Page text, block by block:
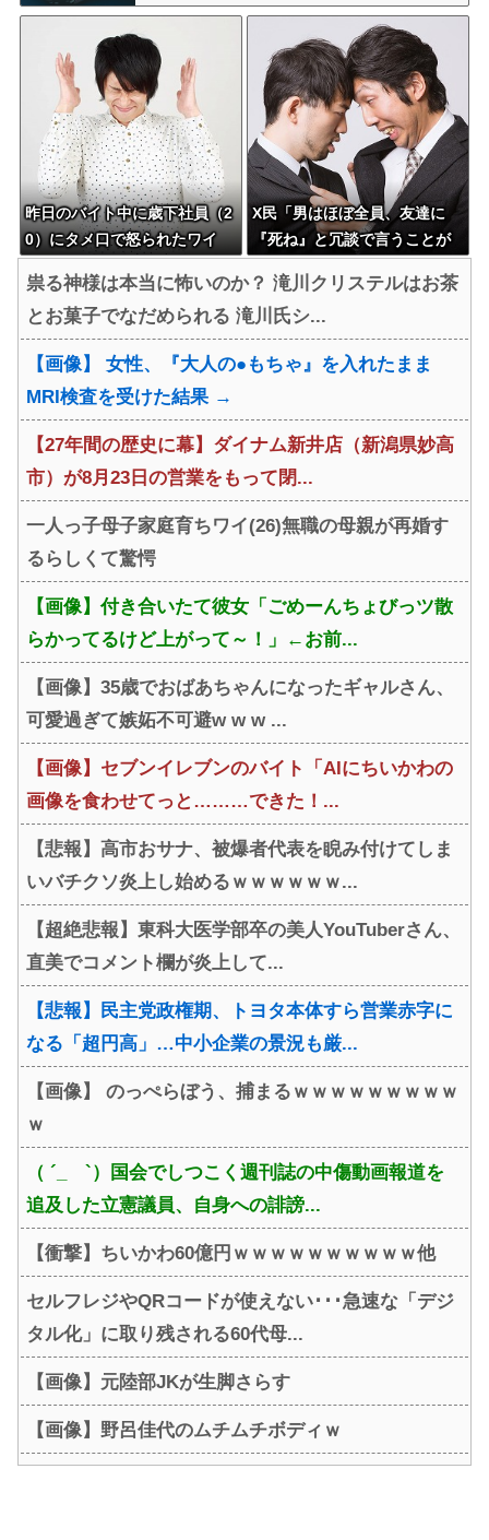
昨日のバイト中に歳下社員（2
0）にタメ口で怒られたワイ
まらない模様wwwwwwwwww
wwwwwww
X民「男はほぼ全員、友達に
『死ね』と冗談で言うことが
祟る神様は本当に怖いのか？ 滝川クリステルはお茶
とお菓子でなだめられる 滝川氏シ...
【画像】 女性、『大人の●もちゃ』を入れたまま
MRI検査を受けた結果 →
【27年間の歴史に幕】ダイナム新井店（新潟県妙高
市）が8月23日の営業をもって閉...
一人っ子母子家庭育ちワイ(26)無職の母親が再婚す
るらしくて驚愕
【画像】付き合いたて彼女「ごめーんちょびっツ散
らかってるけど上がって～！」←お前...
【画像】35歳でおばあちゃんになったギャルさん、
可愛過ぎて嫉妬不可避w w w ...
【画像】セブンイレブンのバイト「AIにちいかわの
画像を食わせてっと………できた！...
【悲報】高市おサナ、被爆者代表を睨み付けてしま
いバチクソ炎上し始めるｗｗｗｗｗｗ...
【超絶悲報】東科大医学部卒の美人YouTuberさん、
直美でコメント欄が炎上して...
【悲報】民主党政権期、トヨタ本体すら営業赤字に
なる「超円高」…中小企業の景況も厳...
【画像】 のっぺらぼう、捕まるｗｗｗｗｗｗｗｗｗ
ｗ
（ ´_ゝ`）国会でしつこく週刊誌の中傷動画報道を
追及した立憲議員、自身への誹謗...
【衝撃】ちいかわ60億円ｗｗｗｗｗｗｗｗｗｗ他
セルフレジやQRコードが使えない･･･急速な「デジ
タル化」に取り残される60代母...
【画像】元陸部JKが生脚さらす
【画像】野呂佳代のムチムチボディｗ